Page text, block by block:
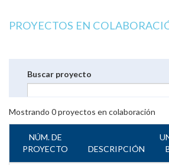
PROYECTOS EN
Buscar proyecto
Mostrando 0proyectos en colaboración
NÚM. DE
PROYECTO
DESCRIPCIÓN